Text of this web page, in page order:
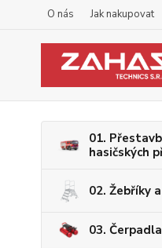
O nás Jak nakupovat
01.
hasičských
02. Žebříky
03.